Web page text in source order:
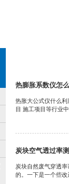
热膨胀系数仪怎
热胀大公式仪什么
目 施工项目等行业
炭块空气透过率
炭块自然废气穿透
的。一下是一个些